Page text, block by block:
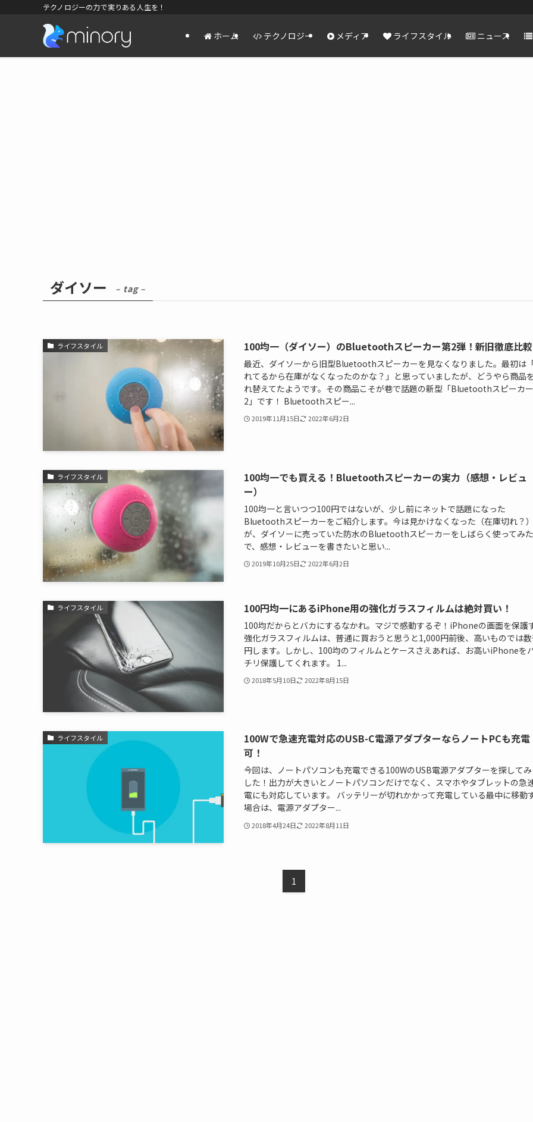
テクノロジーの力で実りある人生を！
ホーム テクノロジー メディア ライフスタイル ニュース
ダイソー – tag –
ライフスタイル 100均一（ダイソー）のBluetoothスピーカー第2弾！新旧徹底比
最近、ダイソーから旧型Bluetoothスピーカーを見なくなりました。最初は
れてるから在庫がなくなったのかな？」と思っていましたが、どうやら商品
れ替えてたようです。その商品こそが巷で話題の新型「Bluetoothスピーカー
2」です！ Bluetoothスピー...
2019年11月15日 2022年6月2日
ライフスタイル
100均一でも買える！Bluetoothスピーカーの実力（感想・レビュ
ー）
100均一と言いつつ100円ではないが、少し前にネットで話題になった
Bluetoothスピーカーをご紹介します。今は見かけなくなった（在庫切れ？
が、ダイソーに売っていた防水のBluetoothスピーカーをしばらく使ってみ
で、感想・レビューを書きたいと思い...
2019年10月25日 2022年6月2日
ライフスタイル 100円均一にあるiPhone用の強化ガラスフィルムは絶対買い！
100均だからとバカにするなかれ。マジで感動するぞ！iPhoneの画面を保護
強化ガラスフィルムは、普通に買おうと思うと1,000円前後、高いものでは
円します。しかし、100均のフィルムとケースさえあれば、お高いiPhoneを
チリ保護してくれます。 1...
2018年5月10日 2022年8月15日
ライフスタイル
100Wで急速充電対応のUSB-C電源アダプターならノートPCも充電
可！
今回は、ノートパソコンも充電できる100WのUSB電源アダプターを探して
した！出力が大きいとノートパソコンだけでなく、スマホやタブレットの急
電にも対応しています。 バッテリーが切れかかって充電している最中に移動
場合は、電源アダプター...
2018年4月24日 2022年8月11日
1